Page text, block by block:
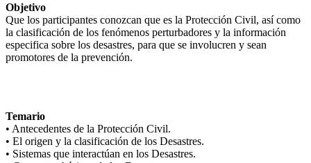
Objetivo
Que los participantes conozcan que es la Protección Civil, así como
la clasificación de los fenómenos perturbadores y la información
especifica sobre los desastres, para que se involucren y sean
promotores de la prevención.
Temario
• Antecedentes de la Protección Civil.
• El origen y la clasificación de los Desastres.
• Sistemas que interactúan en los Desastres.